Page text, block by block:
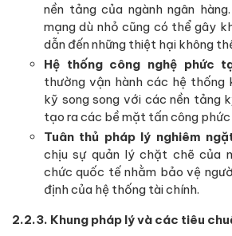
nền tảng của ngành ngân
mạng dù nhỏ cũng có thể gây
dẫn đến những thiệt hại không
Hệ thống công nghệ phức
thường vận hành các hệ thống
kỹ song song với các nền tảng
tạo ra các bề mặt tấn công
Tuân thủ pháp lý nghiêm
chịu sự quản lý chặt chẽ của
chức quốc tế nhằm bảo vệ
định của hệ thống tài chính.
2.2.3. Khung pháp lý và các tiêu